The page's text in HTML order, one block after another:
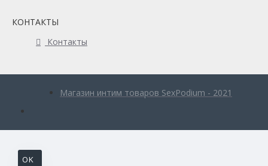
КОНТАКТЫ
Контакты
Магазин интим товаров SexPodium - 2021
OK